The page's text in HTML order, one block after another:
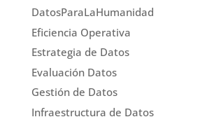
DatosParaLaHumanidad
Eficiencia Operativa
Estrategia de Datos
Evaluación Datos
Gestión de Datos
Infraestructura de Datos